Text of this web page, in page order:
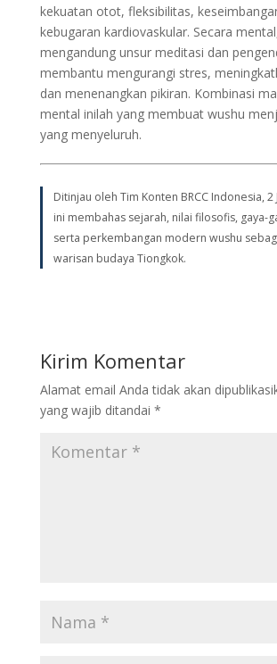
kekuatan otot, fleksibilitas,
kebugaran kardiovaskular. Secara
mengandung unsur meditasi dan
membantu mengurangi stres,
dan menenangkan pikiran. Kombinasi
mental inilah yang membuat wushu
yang menyeluruh.
Ditinjau oleh Tim Konten BRCC Indonesia, 2
ini membahas sejarah, nilai filosofis, gaya-
serta perkembangan modern wushu
warisan budaya Tiongkok.
Kirim Komentar
Alamat email Anda tidak akan
yang wajib ditandai *